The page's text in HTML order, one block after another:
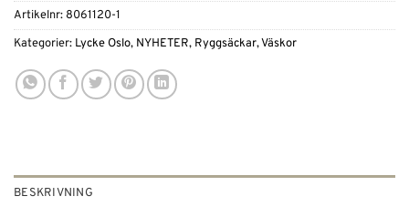
Artikelnr: 8061120-1
Kategorier: Lycke Oslo, NYHETER, Ryggsäckar,Väskor
BESKRIVNING